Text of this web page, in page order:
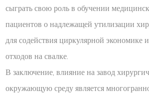
сыграть свою роль в обучении
пациентов о надлежащей утилизации
для содействия циркулярной экономике
отходов на свалке.
В заключение, влияние на завод
окружающую среду является